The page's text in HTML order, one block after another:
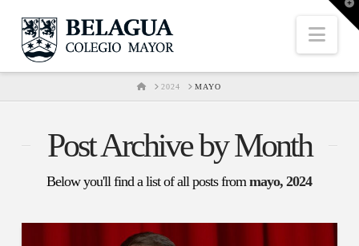
HOME
2024 MAYO
Post Archive by Month
Below you'll find a list of all posts frommayo, 2024